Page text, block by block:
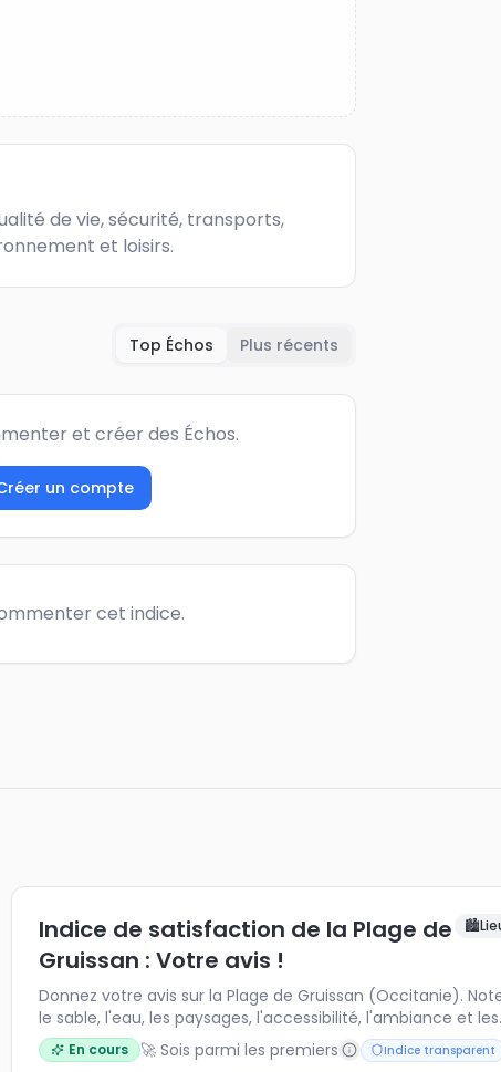
de vie, sécurité, transports,
et loisirs.
Top Échos Plus récents
et créer des Échos.
un compte
cet indice.
Indice de satisfaction de la Plage de
Gruissan : Votre avis !
🏙️
Donnez votre avis sur la Plage de Gruissan (Occitanie).
le sable, l'eau, les paysages, l'accessibilité, l'ambiance et les
activités proposées.
En cours 🚀 Sois parmi les premiers Indice transparent